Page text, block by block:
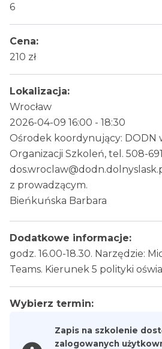
6
Cena:
210 zł
Lokalizacja:
Wrocław
2026-04-09 16:00 - 18:30
Ośrodek koordynujący: DODN
Organizacji Szkoleń, tel. 508-
z prowadzącym.
Bieńkuńska Barbara
Dodatkowe informacje:
godz. 16.00-18.30. Narzędzie:
Teams. Kierunek 5 polityki
Wybierz termin:
Zapis na szkolenie
zalogowanych